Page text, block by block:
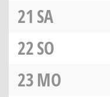
21 SA
22SO
23MO